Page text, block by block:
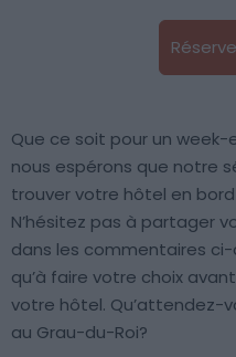
Que ce soit pour un
nous espérons que notre
trouver votre hôtel en
N’hésitez pas à partager
dans les commentaires ci-
qu’à faire votre choix
votre hôtel. Qu’attendez-
au Grau-du-Roi?